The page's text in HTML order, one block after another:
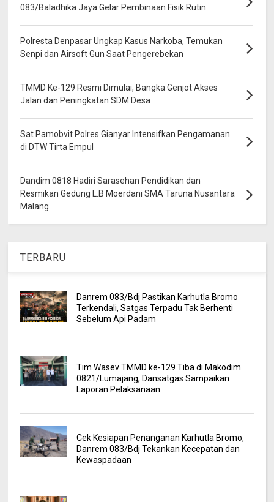
083/Baladhika Jaya Gelar Pembinaan Fisik Rutin
Polresta Denpasar Ungkap Kasus Narkoba, Temukan
Senpi dan Airsoft Gun Saat Pengerebekan
TMMD Ke-129 Resmi Dimulai, Bangka Genjot Akses
Jalan dan Peningkatan SDM Desa
Sat Pamobvit Polres Gianyar Intensifkan Pengamanan
di DTW Tirta Empul
Dandim 0818 Hadiri Sarasehan Pendidikan dan
Resmikan Gedung L.B Moerdani SMA Taruna Nusantara
Malang
TERBARU
Danrem 083/Bdj Pastikan Karhutla Bromo
Terkendali, Satgas Terpadu Tak Berhenti
Sebelum Api Padam
Tim Wasev TMMD ke-129 Tiba di Makodim
0821/Lumajang, Dansatgas Sampaikan
Laporan Pelaksanaan
Cek Kesiapan Penanganan Karhutla Bromo,
Danrem 083/Bdj Tekankan Kecepatan dan
Kewaspadaan